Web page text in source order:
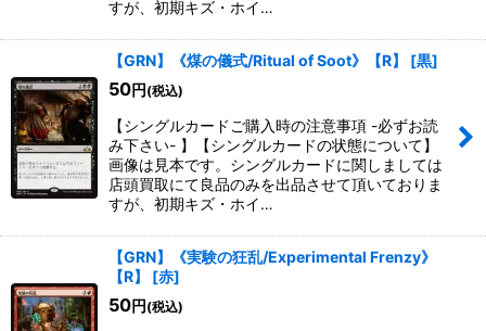
すが、初期キズ・ホイ…
【GRN】《煤の儀式/Ritual of Soot》【R】 [黒]
50円 (税込)
【シングルカードご購入時の注意事項 -必ずお読
み下さい- 】【シングルカードの状態について】
画像は見本です。シングルカードに関しましては
店頭買取にて良品のみを出品させて頂いておりま
すが、初期キズ・ホイ…
【GRN】《実験の狂乱/Experimental Frenzy》
【R】
[赤]
50円 (税込)